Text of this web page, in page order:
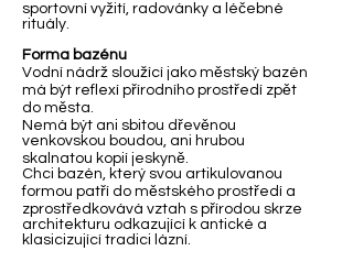
sportovní vyžití, radovánky a léčebné
rituály.
Forma bazénu
Vodní nádrž sloužící jako městský bazén
má být reflexí přírodního prostředí zpět
do města.
Nemá být ani sbitou dřevěnou
venkovskou boudou, ani hrubou
skalnatou kopií jeskyně.
Chci bazén, který svou artikulovanou
formou patří do městského prostředí a
zprostředkovává vztah s přírodou skrze
architekturu odkazující k antické a
klasicizující tradici lázní.